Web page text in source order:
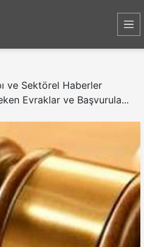
ve Sektörel Haberler
Evraklar ve Başvurula...